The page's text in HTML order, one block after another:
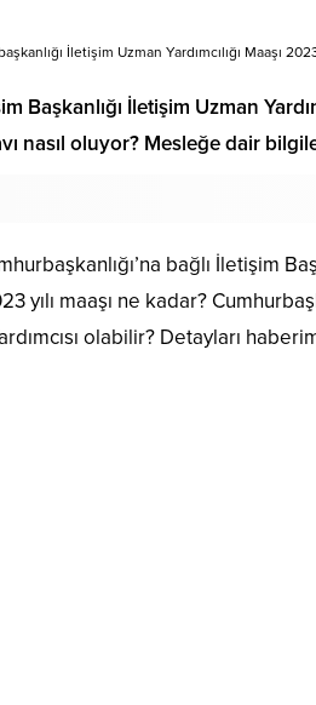
İletişim Uzman Yardımcılığı Maaşı
Başkanlığı İletişim Uzman
nasıl oluyor? Mesleğe dair
bağlı İletişim
yılı maaşı ne kadar?
olabilir? Detayları